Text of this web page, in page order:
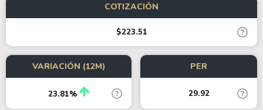
COTIZACIÓN
$223.51
VARIACIÓN (12M)
23.81%
PER
29.92